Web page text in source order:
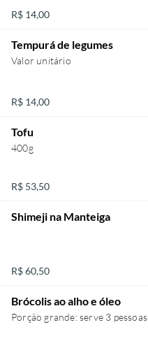
R$ 14,00
Tempurá de legumes
Valor unitário
R$ 14,00
Tofu
400g
R$ 53,50
Shimeji na Manteiga
R$ 60,50
Brócolis ao alho e óleo
Porção grande: serve 3 pessoas